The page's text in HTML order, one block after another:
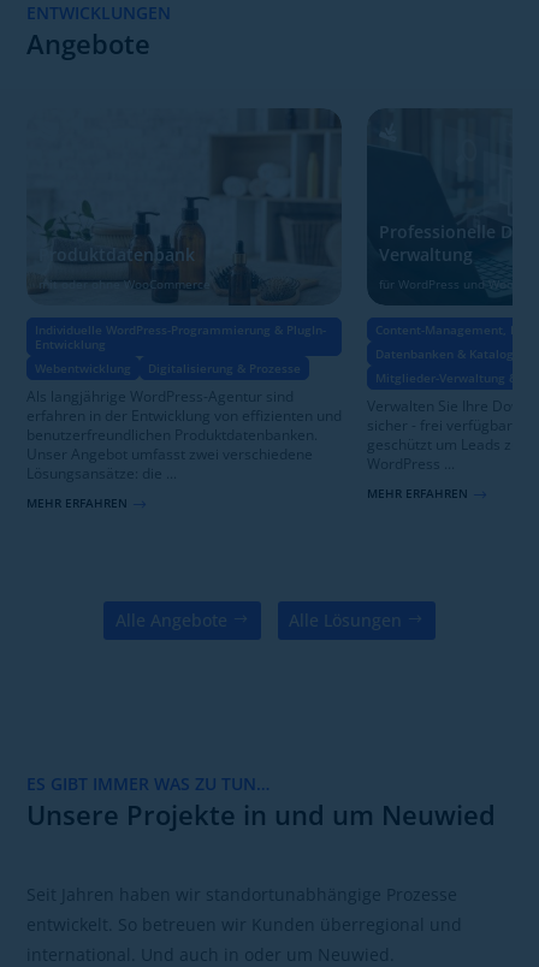
ENTWICKLUNGEN
Angebote
Produktdatenbank
mit oder ohne WooCommerce
Individuelle WordPress-Programmierung & PlugIn-
Entwicklung
Webentwicklung
Digitalisierung & Prozesse
Als langjährige WordPress-Agentur sind
erfahren in der Entwicklung von effizienten und
benutzerfreundlichen Produktdatenbanken.
Unser Angebot umfasst zwei verschiedene
Lösungsansätze: die ...
MEHR ERFAHREN $
Professionelle
Verwaltung
für WordPress und
Content-Management,
Datenbanken & Kataloge
Mitglieder-Verwaltung &
Verwalten Sie Ihre
sicher - frei verfügbar
geschützt um Leads zu
WordPress ...
MEHR ERFAHREN $
Alle Angebote Alle Lösungen
ES GIBT IMMER WAS ZU TUN…
Unsere Projekte in und um Neuwied
Seit Jahren haben wir standortunabhängige Prozesse
entwickelt. So betreuen wir Kunden überregional und
international. Und auch in oder um Neuwied.